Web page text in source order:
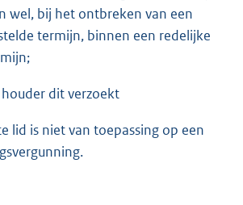
wel, bij het ontbreken van een
termijn, binnen een redelijke
dit verzoekt
lid is niet van toepassing op een